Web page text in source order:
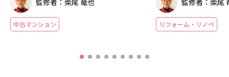
中古マンション リフォーム・リノベ